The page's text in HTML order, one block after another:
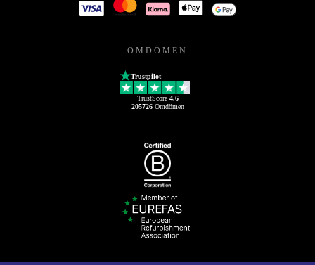
OMDÖMEN
Trustpilot
TrustScore 4.6
205726Omdömen